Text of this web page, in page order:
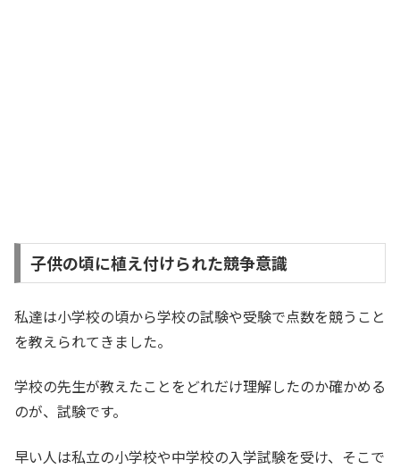
子供の頃に植え付けられた競争意識
私達は小学校の頃から学校の試験や受験で点数を競うこと
を教えられてきました。
学校の先生が教えたことをどれだけ理解したのか確かめる
のが、試験です。
早い人は私立の小学校や中学校の入学試験を受け、そこで